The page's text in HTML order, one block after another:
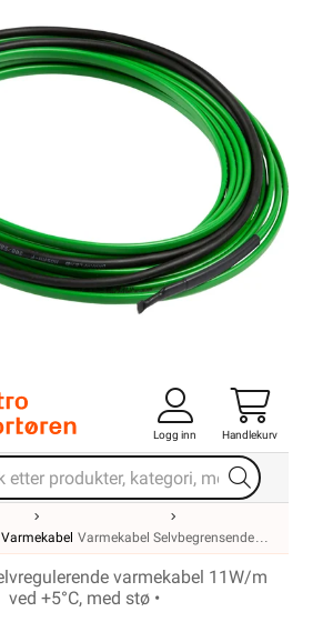
Logg inn Handlekurv
Varmekabel Varmekabel Selvbegrensende
varmekabel 11W/m
ved +5°C, med stø •